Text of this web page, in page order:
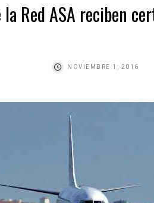
Red ASA reciben
NOVIEMBRE 1, 2016